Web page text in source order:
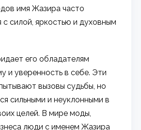
имя Жазира часто
с силой, яркостью и духовным
его обладателям
и уверенность в себе. Эти
вызовы судьбы, но
сильными и неуклонными в
целей. В мире моды,
люди с именем Жазира